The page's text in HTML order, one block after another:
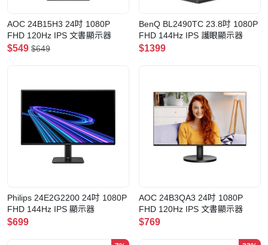
AOC 24B15H3 24吋 1080P
FHD 120Hz IPS 文書顯示器
$549 $649
BenQ BL2490TC 23.8吋 1080P
FHD 144Hz IPS 護眼顯示器
$1399
Philips 24E2G2200 24吋 1080P
FHD 144Hz IPS 顯示器
$699
AOC 24B3QA3 24吋 1080P
FHD 120Hz IPS 文書顯示器
$769